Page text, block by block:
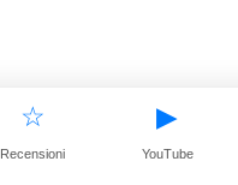
☆
Recensioni
▶
YouTube